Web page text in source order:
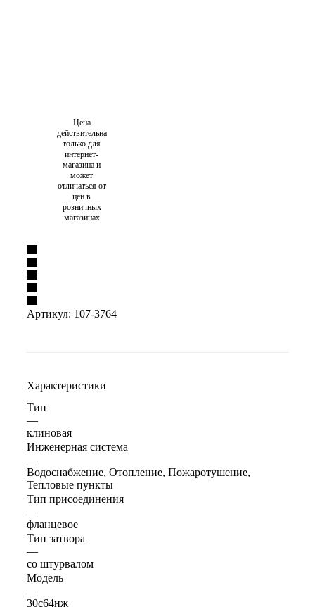
Цена
действительна
только для
интернет-
магазина и
может
отличаться от
цен в
розничных
магазинах
Артикул: 107-3764
Характеристики
Тип
—
клиновая
Инженерная система
—
Водоснабжение, Отопление, Пожаротушение,
Тепловые пункты
Тип присоединения
—
фланцевое
Тип затвора
—
со штурвалом
Модель
—
30с64нж